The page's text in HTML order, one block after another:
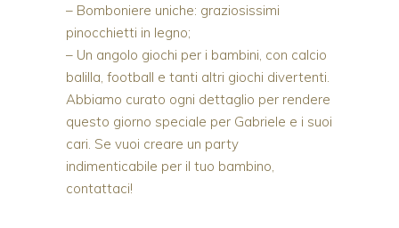
– Bomboniere uniche: graziosissimi
pinocchietti in legno;
– Un angolo giochi per i bambini, con calcio
balilla, football e tanti altri giochi divertenti.
Abbiamo curato ogni dettaglio per rendere
questo giorno speciale per Gabriele e i suoi
cari. Se vuoi creare un party
indimenticabile per il tuo bambino,
contattaci!